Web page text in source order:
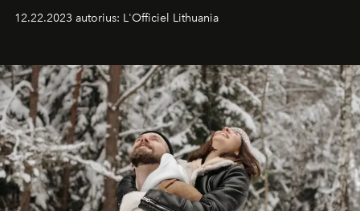
eksperimentai ir analoginių sprendimų išskirtinumas.
12.22.2023 autorius: L'Officiel Lithuania